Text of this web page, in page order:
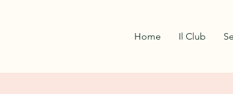
Home Il Club